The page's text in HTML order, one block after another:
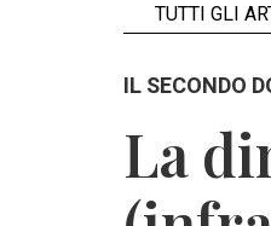
TUTTI GLI
IL SECONDO
La